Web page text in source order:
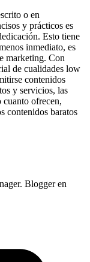
o en
y prácticos es
Esto tiene
inmediato, es
marketing. Con
de cualidades low
contenidos
y servicios, las
cuanto ofrecen,
contenidos baratos
Blogger en